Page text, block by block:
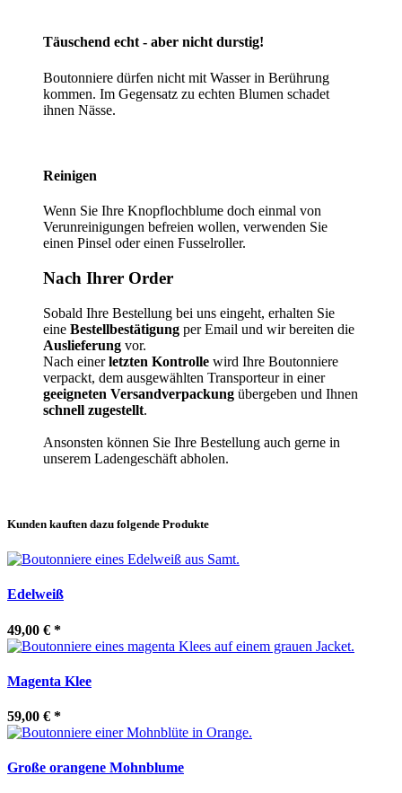
Täuschend echt - aber nicht durstig!
Boutonniere dürfen nicht mit Wasser in Berührung
kommen. Im Gegensatz zu echten Blumen schadet
ihnen Nässe.
Reinigen
Wenn Sie Ihre Knopflochblume doch einmal von
Verunreinigungen befreien wollen, verwenden Sie
einen Pinsel oder einen Fusselroller.
Nach Ihrer Order
Sobald Ihre Bestellung bei uns eingeht, erhalten Sie
eine Bestellbestätigung per Email und wir bereiten die
Auslieferung vor.
Nach einerletzten Kontrolle wird Ihre Boutonniere
verpackt, dem ausgewählten Transporteur in einer
geeigneten Versandverpackung übergeben und Ihnen
schnell zugestellt.
Ansonsten können Sie Ihre Bestellung auch gerne in
unserem Ladengeschäft abholen.
Kunden kauften dazu folgende Produkte
Edelweiß
49,00 € *
Magenta Klee
59,00 € *
Große orangene Mohnblume